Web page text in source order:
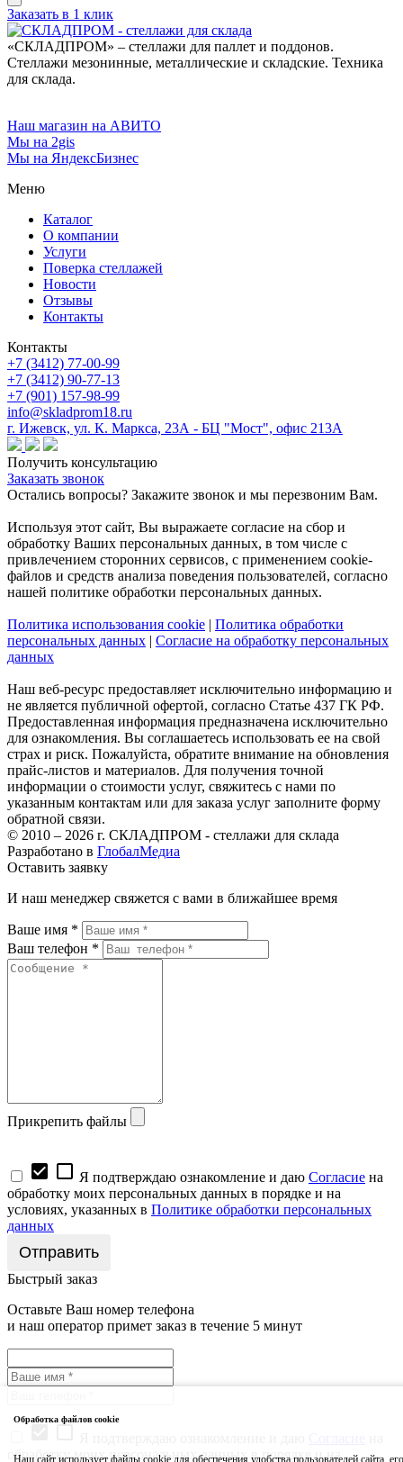
Заказать в 1 клик
«СКЛАДПРОМ» – стеллажи для паллет и поддонов.
Стеллажи мезонинные, металлические и складские. Техника
для склада.
Наш магазин на АВИТО
Мы на 2gis
Мы на ЯндексБизнес
Меню
Каталог
О компании
Услуги
Поверка cтеллажей
Новости
Отзывы
Контакты
Контакты
+7 (3412) 77-00-99
+7 (3412) 90-77-13
+7 (901) 157-98-99
info@skladprom18.ru
г. Ижевск, ул. К. Маркса, 23А - БЦ "Мост", офис 213А
Получить консультацию
Заказать звонок
Остались вопросы? Закажите звонок и мы перезвоним Вам.
Используя этот сайт, Вы выражаете согласие на сбор и
обработку Ваших персональных данных, в том числе с
привлечением сторонних сервисов, с применением cookie-
файлов и средств анализа поведения пользователей, согласно
нашей политике обработки персональных данных.
Политика использования cookie | Политика обработки
персональных данных | Согласие на обработку персональных
данных
Наш веб-ресурс предоставляет исключительно информацию и
не является публичной офертой, согласно Статье 437 ГК РФ.
Предоставленная информация предназначена исключительно
для ознакомления. Вы соглашаетесь использовать ее на свой
страх и риск. Пожалуйста, обратите внимание на обновления
прайс-листов и материалов. Для получения точной
информации о стоимости услуг, свяжитесь с нами по
указанным контактам или для заказа услуг заполните форму
обратной связи.
© 2010 – 2026 г. СКЛАДПРОМ - стеллажи для склада
Разработано в ГлобалМедиа
Оставить заявку
И наш менеджер свяжется с вами в ближайшее время
Ваше имя *
Ваш телефон *
Прикрепить файлы
check_box check_box_outline_blank Я подтверждаю ознакомление и даю Согласие на
обработку моих персональных данных в порядке и на
условиях, указанных в Политике обработки персональных
данных
Быстрый заказ
Оставьте Ваш номер телефона
и наш оператор примет заказ в течение 5 минут
обработку моих персональных данных в порядке и на
Обработка файлов cookie
Наш сайт использует файлы cookie для обеспечения удобства пользователей сайта, его